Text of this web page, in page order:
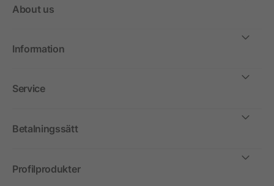
About us
Information
Service
Betalningssätt
Profilprodukter